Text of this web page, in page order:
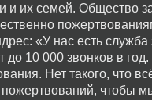
и их семей. Общество
«У нас есть
до 10 000 звонков в
Нет такого, что
пожертвований, чтобы